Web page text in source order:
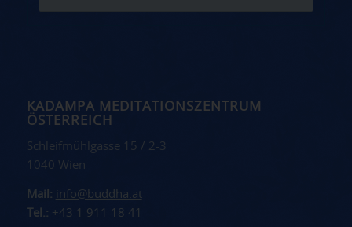
KADAMPA MEDITATIONSZENTRUM
ÖSTERREICH
Schleifmühlgasse 15 / 2-3
1040 Wien
Mail: info@buddha.at
Tel.: +43 1 911 18 41